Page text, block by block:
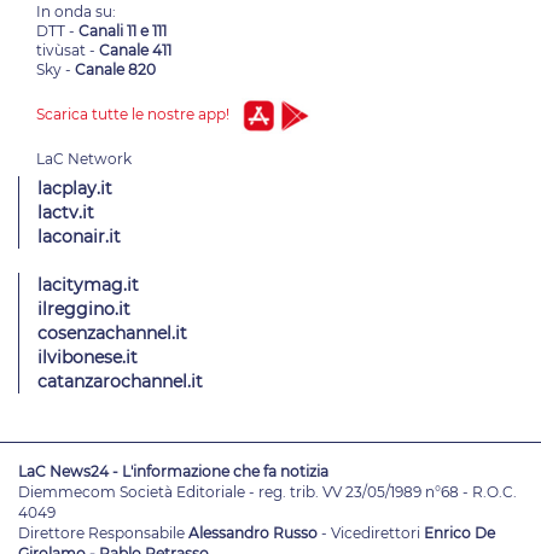
In onda su:
DTT - Canali 11 e 111
tivùsat - Canale 411
Sky - Canale 820
Scarica tutte le nostre app!
lacplay.it
lactv.it
laconair.it
lacitymag.it
ilreggino.it
cosenzachannel.it
ilvibonese.it
catanzarochannel.it
LaC News24 - L'informazione che fa notizia
Diemmecom Società Editoriale - reg. trib. VV 23/05/1989 n°68 - R.O.C.
4049
Direttore Responsabile Alessandro Russo - Vicedirettori Enrico De